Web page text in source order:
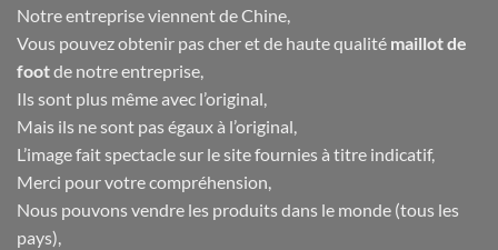
Notre entreprise viennent de Chine,
Vous pouvez obtenir pas cher et de haute qualité maillot de
footde notre entreprise,
Ils sont plus même avec l’original,
Mais ils ne sont pas égaux à l’original,
L’image fait spectacle sur le site fournies à titre indicatif,
Merci pour votre compréhension,
Nous pouvons vendre les produits dans le monde (tous les
pays),